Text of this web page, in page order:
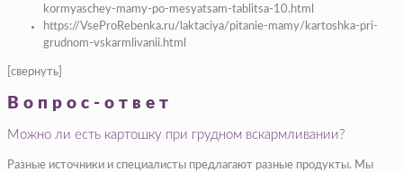
kormyaschey-mamy-po-mesyatsam-tablitsa-10.html
https://VseProRebenka.ru/laktaciya/pitanie-mamy/kartoshka-pri-
grudnom-vskarmlivanii.html
[свернуть]
Вопрос-ответ
Можно ли есть картошку при грудном вскармливании?
Разные источники и специалисты предлагают разные продукты. Мы